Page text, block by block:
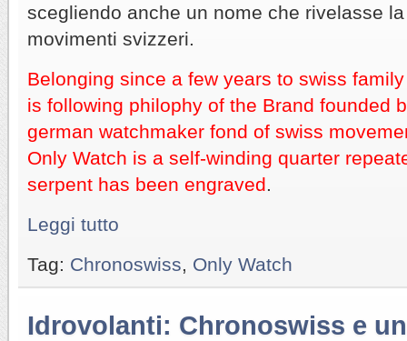
scegliendo anche un nome che rivelasse
movimenti svizzeri.
Belonging since a few years to swiss
is following philophy of the Brand founded
german watchmaker fond of swiss
Only Watch is a self-winding quarter
serpent has been engraved
Leggi tutto
Tag: Chronoswiss Only Watch
Idrovolanti: Chronoswiss e